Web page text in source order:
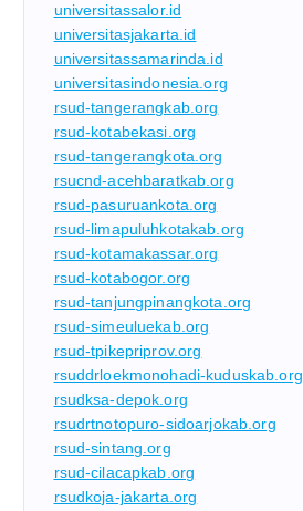
universitassalor.id
universitasjakarta.id
universitassamarinda.id
universitasindonesia.org
rsud-tangerangkab.org
rsud-kotabekasi.org
rsud-tangerangkota.org
rsucnd-acehbaratkab.org
rsud-pasuruankota.org
rsud-limapuluhkotakab.org
rsud-kotamakassar.org
rsud-kotabogor.org
rsud-tanjungpinangkota.org
rsud-simeuluekab.org
rsud-tpikepriprov.org
rsuddrloekmonohadi-kuduskab.org
rsudksa-depok.org
rsudrtnotopuro-sidoarjokab.org
rsud-sintang.org
rsud-cilacapkab.org
rsudkoja-jakarta.org